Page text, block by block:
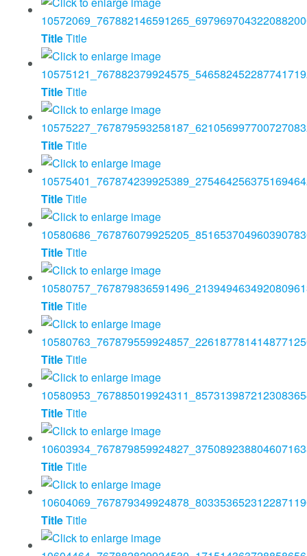
TitleTitle
TitleTitle
TitleTitle
TitleTitle
TitleTitle
TitleTitle
TitleTitle
TitleTitle
TitleTitle
TitleTitle